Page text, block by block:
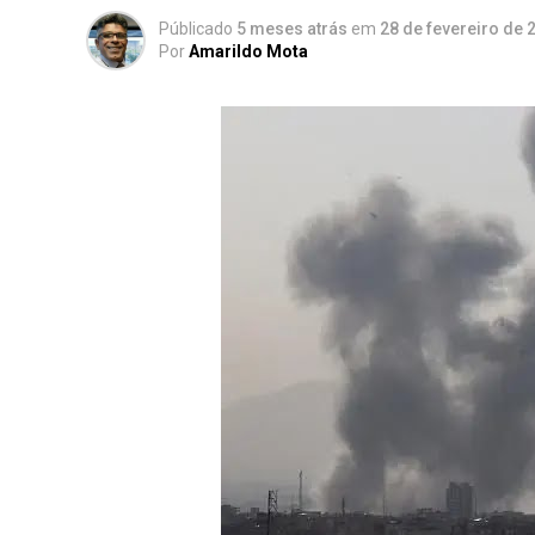
Públicado 5 meses atrás em 28 de fevereiro de
PorAmarildo Mota